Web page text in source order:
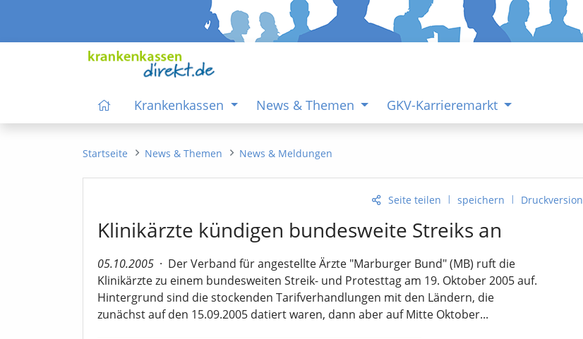
Krankenkassen News & Themen GKV-Karrieremarkt
Startseite News & Themen News & Meldungen
Seite teilen | speichern | Druckversion
Klinikärzte kündigen bundesweite Streiks an
05.10.2005 · Der Verband für angestellte Ärzte "Marburger Bund" (MB) ruft die
Klinikärzte zu einem bundesweiten Streik- und Protesttag am 19. Oktober 2005 auf.
Hintergrund sind die stockenden Tarifverhandlungen mit den Ländern, die
zunächst auf den 15.09.2005 datiert waren, dann aber auf Mitte Oktober...